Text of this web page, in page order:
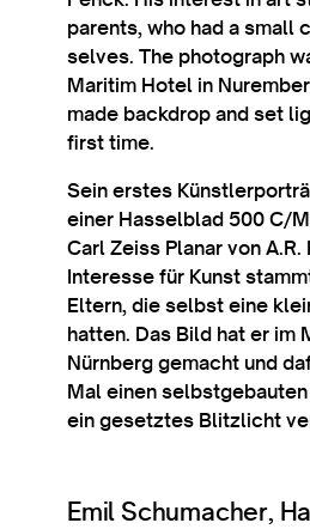
par­ents, who had a
selves. The pho­to­graph
Mari­tim Hotel in
made back­drop and set
first time.
Sein erstes
ein­er Has­sel­blad 500 C/
Carl Zeiss Planar von A.R.
Interesse für Kunst
Eltern, die selbst eine
hat­ten. Das Bild hat er im
Nürn­berg gemacht und
Mal ein­en
ein geset­ztes Blitz­licht
Emil Schumacher,